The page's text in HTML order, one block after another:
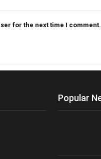
for the next time I comment.
Popular